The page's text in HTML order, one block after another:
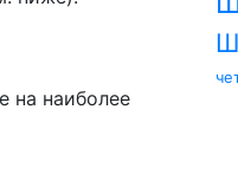
на наиболее